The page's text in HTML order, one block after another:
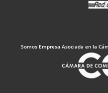
Somos Empresa Asociada en la